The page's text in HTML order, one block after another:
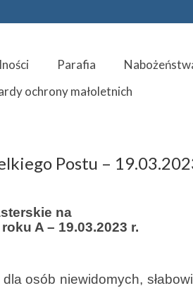
Parafia
ochrony małoletnich
Postu –
na
A – 19.03.2023 r.
osób niewidomych,